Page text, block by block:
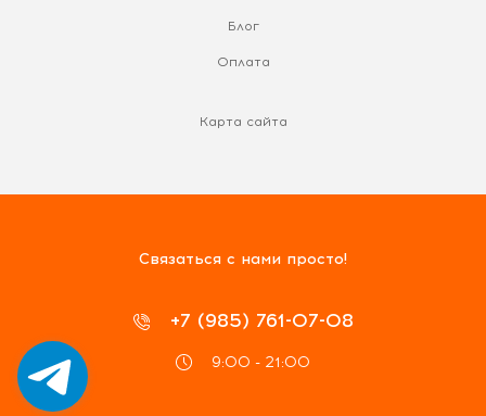
Блог
Оплата
Карта сайта
Связаться с нами просто!
+7 (985) 761-07-08
9:00 - 21:00